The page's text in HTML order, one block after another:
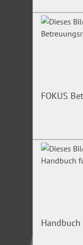
FOKUS